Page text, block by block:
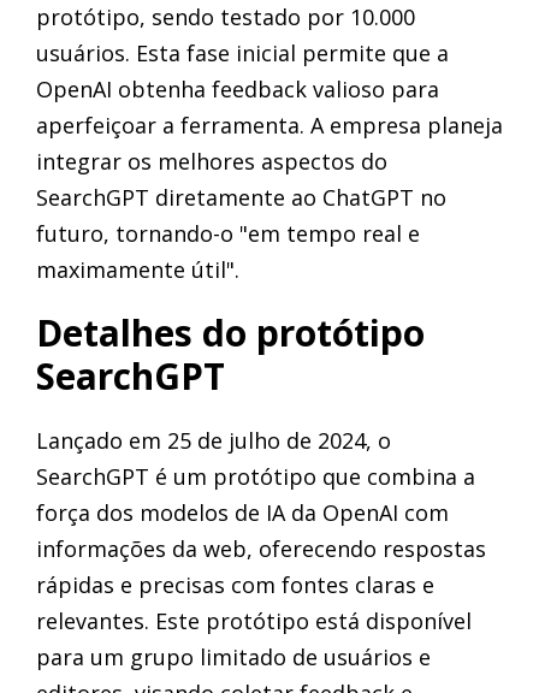
protótipo, sendo testado por 10.000
usuários. Esta fase inicial permite que a
OpenAI obtenha feedback valioso para
aperfeiçoar a ferramenta. A empresa planeja
integrar os melhores aspectos do
SearchGPT diretamente ao ChatGPT no
futuro, tornando-o "em tempo real e
maximamente útil".
Detalhes do protótipo
SearchGPT
Lançado em 25 de julho de 2024, o
SearchGPT é um protótipo que combina a
força dos modelos de IA da OpenAI com
informações da web, oferecendo respostas
rápidas e precisas com fontes claras e
relevantes. Este protótipo está disponível
para um grupo limitado de usuários e